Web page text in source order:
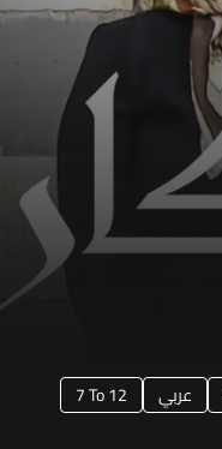
عربي
7 To 12